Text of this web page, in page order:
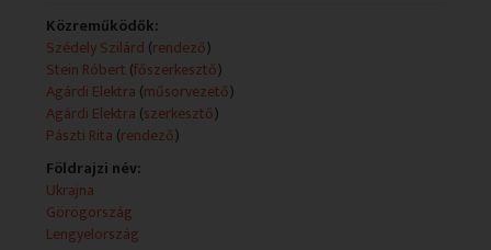
bolgárok, lengyelek, görögök, örmények, ruszinok és
ukránok életébe.
Fő leírás:
- Nemzetközi Könyvfesztivál Budapesten.
- Felsőoktatás: nemzetiségi nyelvszakok az ELTE
Bölcsészkarán, amelyeket az egyetem a
keretszámcsökkenés és az önköltséges képzés
bevezetése ellenére is szeretne megtartani.
- 2012-05-06-án parlamenti választások voltak
Görögországban; a kormányalakítás sikertelen volt.
Közreműködők:
Szédely Szilárd (rendező)
Stein Róbert (főszerkesztő)
Agárdi Elektra (műsorvezető)
Agárdi Elektra (szerkesztő)
Pászti Rita (rendező)
Földrajzi név:
Ukrajna
Görögország
Lengyelország